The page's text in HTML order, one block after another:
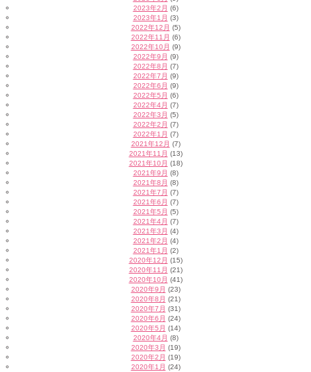
2023年2月 (6)
2023年1月 (3)
2022年12月 (5)
2022年11月 (6)
2022年10月 (9)
2022年9月 (9)
2022年8月 (7)
2022年7月 (9)
2022年6月 (9)
2022年5月 (6)
2022年4月 (7)
2022年3月 (5)
2022年2月 (7)
2022年1月 (7)
2021年12月 (7)
2021年11月 (13)
2021年10月 (18)
2021年9月 (8)
2021年8月 (8)
2021年7月 (7)
2021年6月 (7)
2021年5月 (5)
2021年4月 (7)
2021年3月 (4)
2021年2月 (4)
2021年1月 (2)
2020年12月 (15)
2020年11月 (21)
2020年10月 (41)
2020年9月 (23)
2020年8月 (21)
2020年7月 (31)
2020年6月 (24)
2020年5月 (14)
2020年4月 (8)
2020年3月 (19)
2020年2月 (19)
2020年1月 (24)